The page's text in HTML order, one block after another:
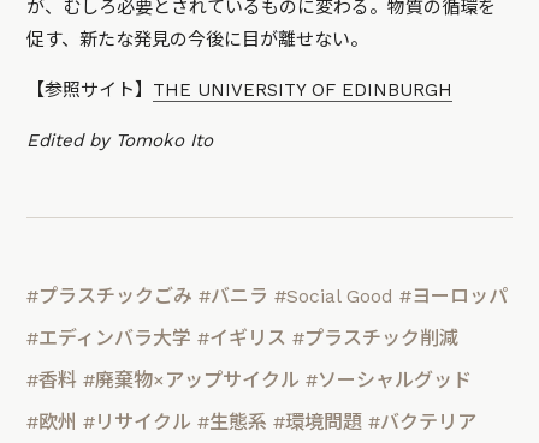
が、むしろ必要とされているものに変わる。物質の循環を
促す、新たな発見の今後に目が離せない。
【参照サイト】 THE UNIVERSITY OF EDINBURGH
Edited by Tomoko Ito
#プラスチックごみ #バニラ #Social Good #ヨーロッパ
#エディンバラ大学 #イギリス #プラスチック削減
#香料 #廃棄物×アップサイクル #ソーシャルグッド
#欧州 #リサイクル #生態系 #環境問題 #バクテリア